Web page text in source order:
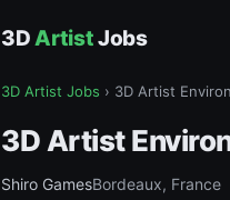
3DArtistJobs
3D Artist Jobs › 3D Artist
3D Artist
Shiro GamesBordeaux, France